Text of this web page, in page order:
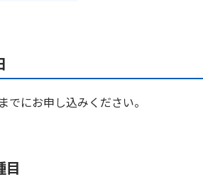
でにお申し込みください。
目